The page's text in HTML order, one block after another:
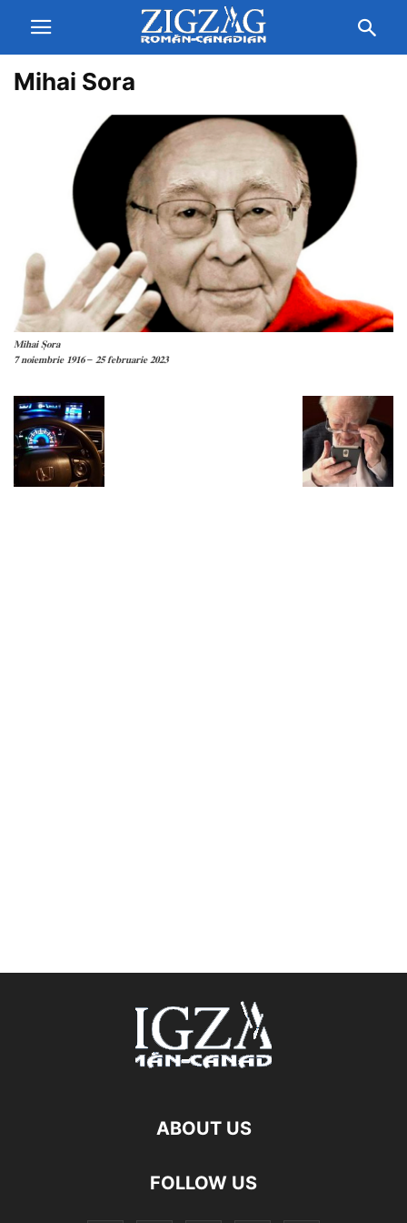
Mihai Sora
𝐌𝐢𝐡𝐚𝐢 𝐒̦𝐨𝐫𝐚
𝟕 𝐧𝐨𝐢𝐞𝐦𝐛𝐫𝐢𝐞 𝟏𝟗𝟏𝟔 – 𝟐𝟓 𝐟𝐞𝐛𝐫𝐮𝐚𝐫𝐢𝐞 𝟐𝟎𝟐𝟑
ABOUT US
FOLLOW US